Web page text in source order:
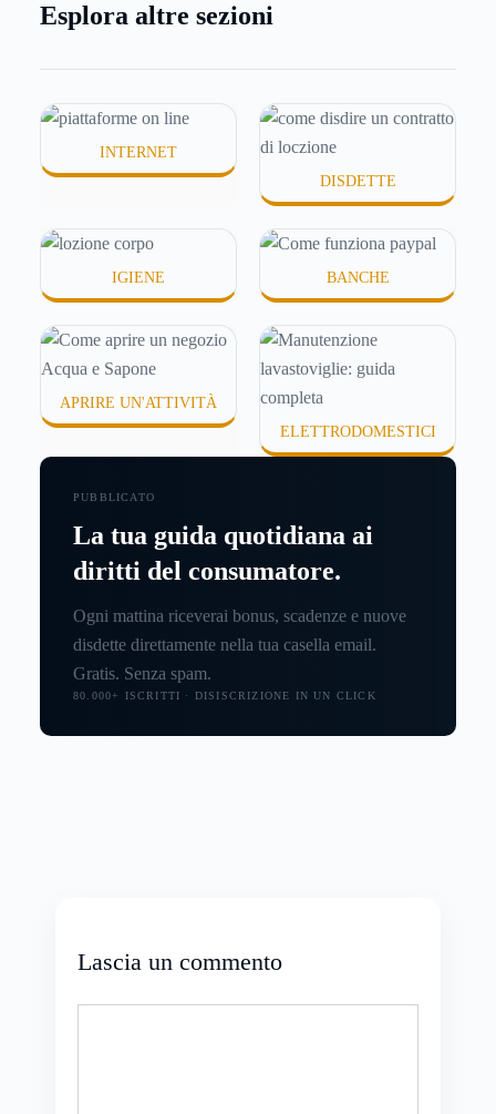
meno confortevole. Eppure, proprio nei mesi caldi,
o difficili da assorbire.
Esplora altre sezioni
INTERNET
DISDETTE
IGIENE BANCHE
APRIRE UN'ATTIVITÀ
ELETTRODOMESTICI
PUBBLICATO
La tua guida quotidiana ai
diritti del consumatore.
Ogni mattina riceverai bonus, scadenze e nuove
disdette direttamente nella tua casella email.
Gratis. Senza spam.
80.000+ ISCRITTI · DISISCRIZIONE IN UN CLICK
Lascia un commento